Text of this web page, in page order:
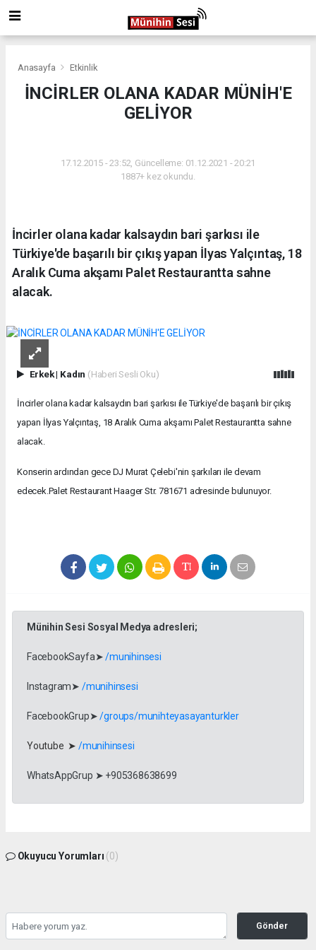
Anasayfa Etkinlik
İNCİRLER OLANA KADAR MÜNİH'E
GELİYOR
17.12.2015 - 23:52, Güncelleme: 01.12.2021 - 20:21
1887+ kez okundu.
İncirler olana kadar kalsaydın bari şarkısı ile
Türkiye'de başarılı bir çıkış yapan İlyas Yalçıntaş, 18
Aralık Cuma akşamı Palet Restaurantta sahne
alacak.
Erkek| Kadın (Haberi Sesli Oku)
İncirler olana kadar kalsaydın bari şarkısı ile Türkiye'de başarılı bir çıkış
yapan İlyas Yalçıntaş, 18 Aralık Cuma akşamı Palet Restaurantta sahne
alacak.
Konserin ardından gece DJ Murat Çelebi'nin şarkıları ile devam
edecek.Palet Restaurant Haager Str. 781671 adresinde bulunuyor.
Münihin Sesi Sosyal Medya adresleri;
FacebookSayfa➤/munihinsesi
Instagram➤ /munihinsesi
FacebookGrup➤/groups/munihteyasayanturkler
Youtube ➤ /munihinsesi
WhatsAppGrup ➤ +905368638699
Okuyucu Yorumları (0)
Gönder